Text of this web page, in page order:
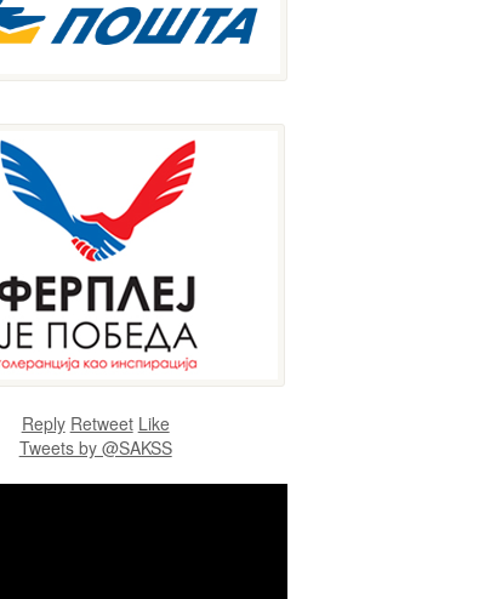
Reply Retweet Like
Tweets by @SAKSS